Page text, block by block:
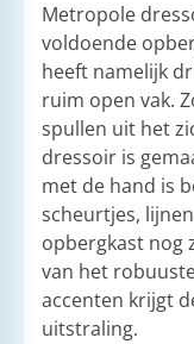
Metropole
voldoende
heeft namelijk
ruim open vak.
spullen uit het
dressoir is
met de hand is
scheurtjes,
opbergkast nog
van het
accenten krijgt
uitstraling.